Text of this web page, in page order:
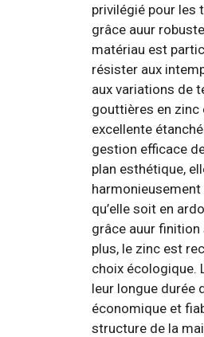
privilégié pour les
grâce auur
matériau est
résister aux
aux variations de
gouttières en
excellente
gestion efficace
plan esthétique,
qu’elle soit en
grâce auur finition
plus, le zinc est
choix écologique.
leur longue durée
économique et
structure de la